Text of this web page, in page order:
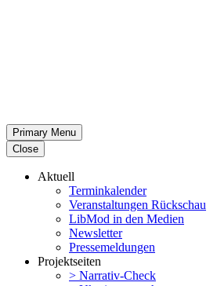
Primary Menu
Close
Aktuell
Termin­ka­lender
Veran­stal­tungen Rückschau
LibMod in den Medien
Newsletter
Presse­mel­dungen
Projekt­seiten
> Narrativ-Check